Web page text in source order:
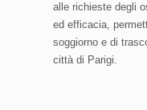
alle richieste degli
ed efficacia,
soggiorno e di
città di Parigi.